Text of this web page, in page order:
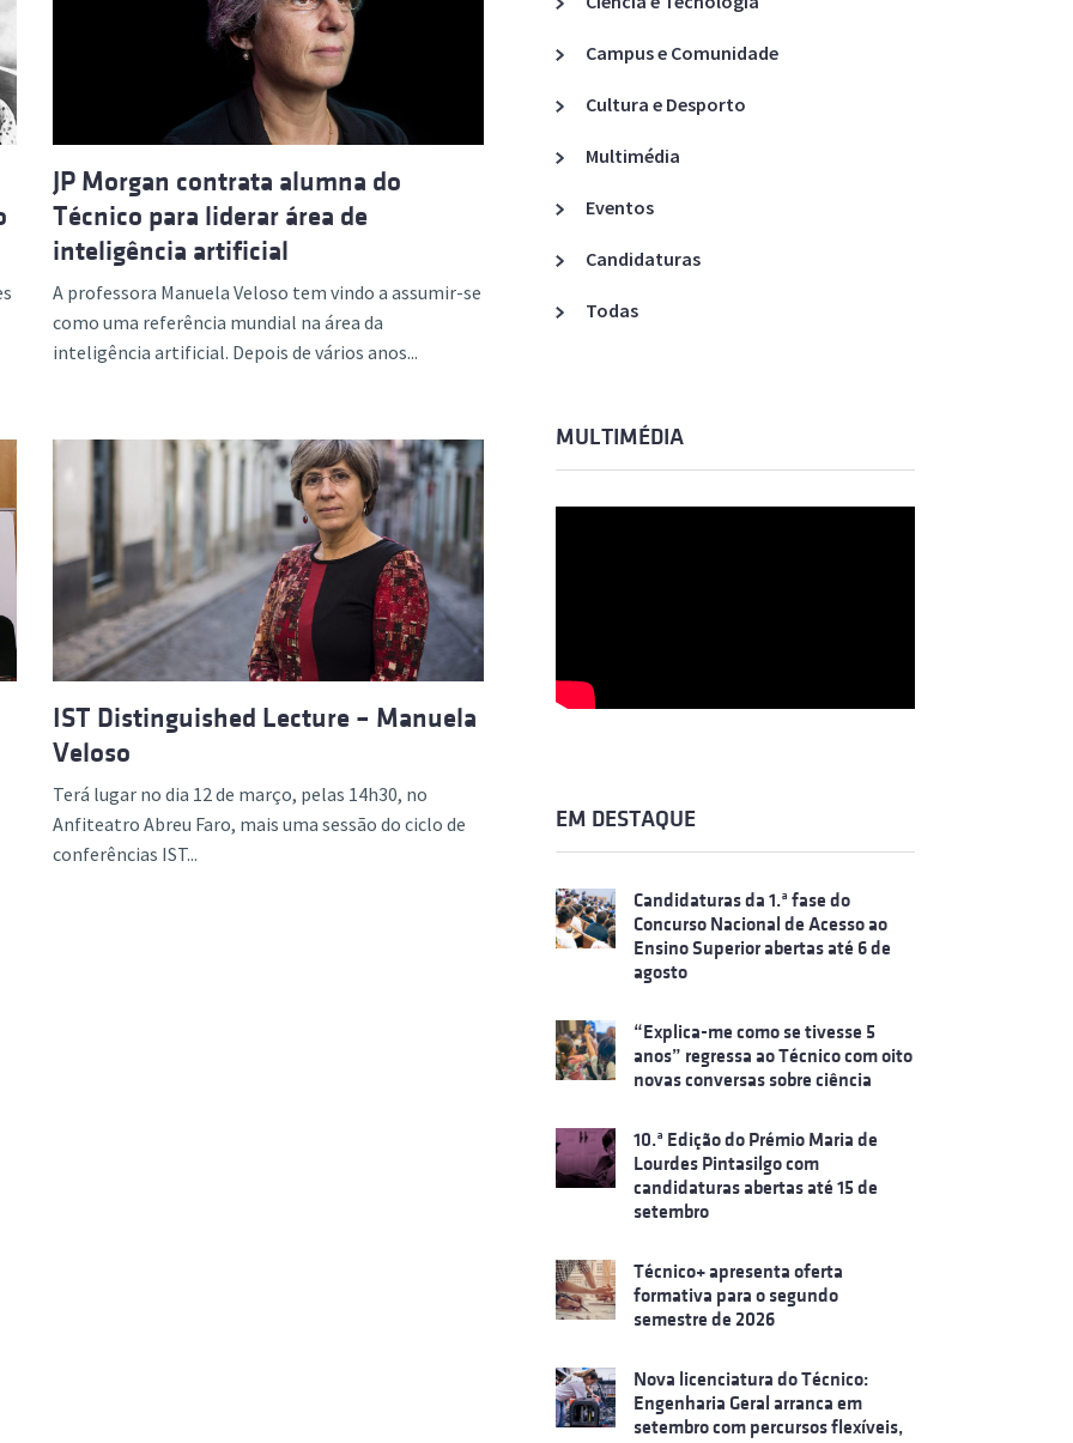
Avançada
Acreditações A3ES
JP Morgan contrata alumna do
Técnico para liderar área de
inteligência artificial
A professora Manuela Veloso tem vindo a assumir-se
como uma referência mundial na área da
inteligência artificial. Depois de vários anos...
IST Distinguished Lecture – Manuela
Veloso
Terá lugar no dia 12 de março, pelas 14h30, no
Anfiteatro Abreu Faro, mais uma sessão do ciclo de
conferências IST...
Campus e Comunidade
Cultura e Desporto
Multimédia
Eventos
Candidaturas
Todas
MULTIMÉDIA
EM DESTAQUE
Candidaturas da 1.ª fase do
Concurso Nacional de Acesso ao
Ensino Superior abertas até 6 de
agosto
“Explica-me como se tivesse 5
anos” regressa ao Técnico com oito
novas conversas sobre ciência
10.ª Edição do Prémio Maria de
Lourdes Pintasilgo com
candidaturas abertas até 15 de
setembro
Técnico+ apresenta oferta
formativa para o segundo
semestre de 2026
Nova licenciatura do Técnico:
Engenharia Geral arranca em
setembro com percursos flexíveis,